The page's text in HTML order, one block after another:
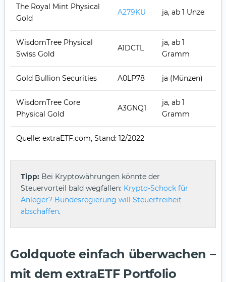
The Royal Mint Physical
Gold
A279KU ja, ab 1 Unze
WisdomTree Physical
Swiss Gold
A1DCTL
ja, ab 1
Gramm
Gold Bullion Securities A0LP78 ja (Münzen)
WisdomTree Core
Physical Gold
A3GNQ1
ja, ab 1
Gramm
Quelle: extraETF.com, Stand: 12/2022
Tipp: Bei Kryptowährungen könnte der
Steuervorteil bald wegfallen: Krypto-Schock für
Anleger? Bundesregierung will Steuerfreiheit
abschaffen.
Goldquote einfach überwachen –
mit dem extraETF Portfolio